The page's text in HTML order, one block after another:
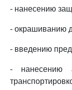
- нанесению
- окрашиванию
- введению
- нанесению